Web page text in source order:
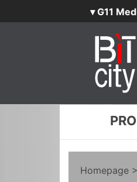
▾ G11
Homepage